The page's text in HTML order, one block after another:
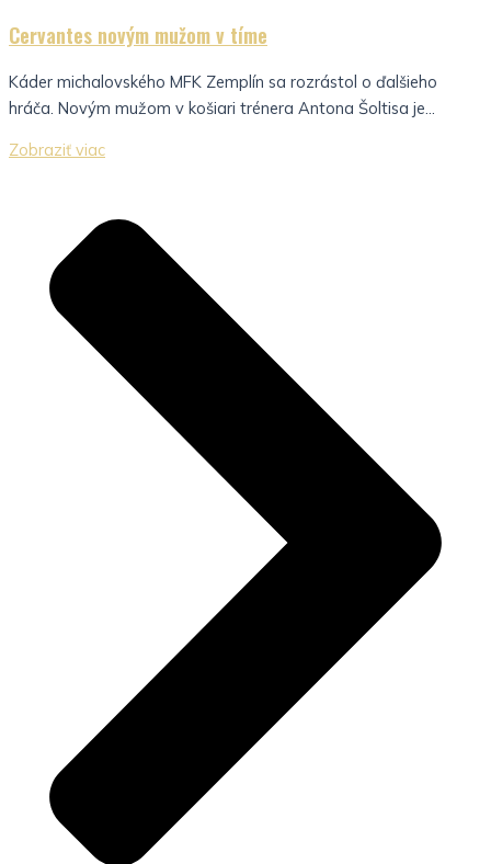
Cervantes novým mužom v tíme
Káder michalovského MFK Zemplín sa rozrástol o ďalšieho
hráča. Novým mužom v košiari trénera Antona Šoltisa je...
Zobraziť viac